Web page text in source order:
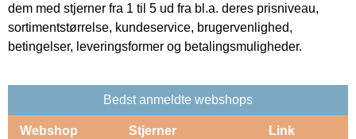
dem med stjerner fra 1 til 5 ud fra bl.a. deres prisniveau,
sortimentstørrelse, kundeservice, brugervenlighed,
betingelser, leveringsformer og betalingsmuligheder.
Bedst anmeldte webshops
Webshop Stjerner Link